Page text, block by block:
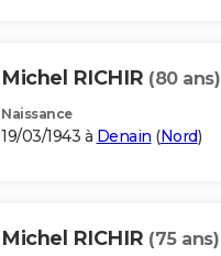
Michel RICHIR (80 ans)
Naissance
19/03/1943 à Denain (Nord)
Michel RICHIR (75 ans)